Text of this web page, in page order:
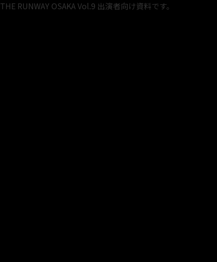
THE RUNWAY OSAKA Vol.9 出演者向け資料です。